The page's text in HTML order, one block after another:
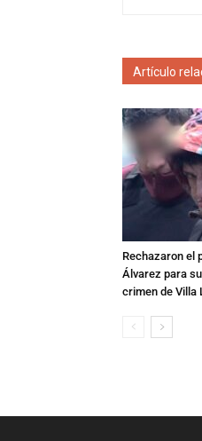
Artículo
Rechazaron el
Álvarez para
crimen de Villa